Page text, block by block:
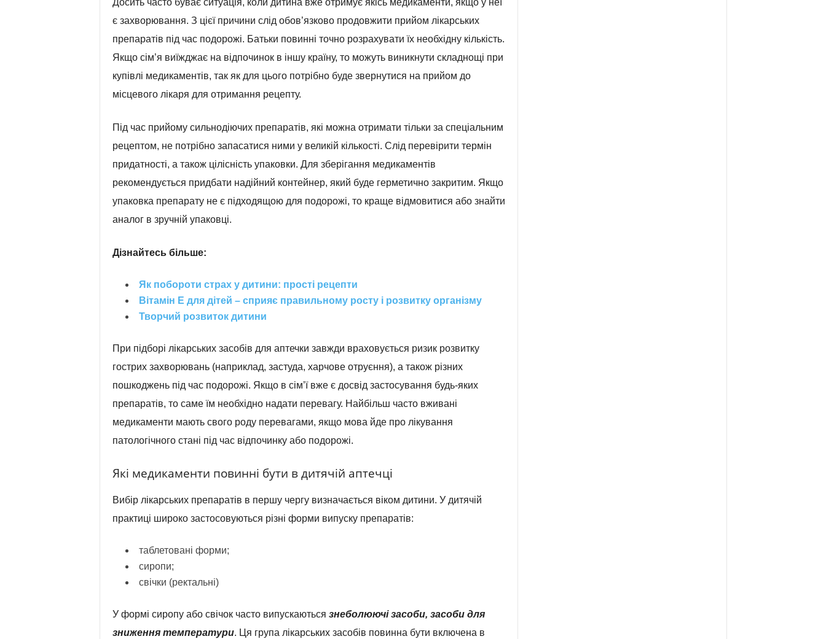
Досить часто буває ситуація, коли дитина вже отримує якісь медикаменти, якщо у неї
є захворювання. З цієї причини слід обов’язково продовжити прийом лікарських
препаратів під час подорожі. Батьки повинні точно розрахувати їх необхідну кількість.
Якщо сім’я виїжджає на відпочинок в іншу країну, то можуть виникнути складнощі при
купівлі медикаментів, так як для цього потрібно буде звернутися на прийом до
місцевого лікаря для отримання рецепту.
Під час прийому сильнодіючих препаратів, які можна отримати тільки за спеціальним
рецептом, не потрібно запасатися ними у великій кількості. Слід перевірити термін
придатності, а також цілісність упаковки. Для зберігання медикаментів
рекомендується придбати надійний контейнер, який буде герметично закритим. Якщо
упаковка препарату не є підходящою для подорожі, то краще відмовитися або знайти
аналог в зручній упаковці.
Дізнайтесь більше:
Як побороти страх у дитини: прості рецепти
Вітамін Е для дітей – сприяє правильному росту і розвитку організму
Творчий розвиток дитини
При підборі лікарських засобів для аптечки завжди враховується ризик розвитку
гострих захворювань (наприклад, застуда, харчове отруєння), а також різних
пошкоджень під час подорожі. Якщо в сім’ї вже є досвід застосування будь-яких
препаратів, то саме їм необхідно надати перевагу. Найбільш часто вживані
медикаменти мають свого роду перевагами, якщо мова йде про лікування
патологічного стані під час відпочинку або подорожі.
Які медикаменти повинні бути в дитячій аптечці
Вибір лікарських препаратів в першу чергу визначається віком дитини. У дитячій
практиці широко застосовуються різні форми випуску препаратів:
таблетовані форми;
сиропи;
свічки (ректальні)
У формі сиропу або свічок часто випускаються знеболюючі засоби, засоби для
зниження температури. Ця група лікарських засобів повинна бути включена в